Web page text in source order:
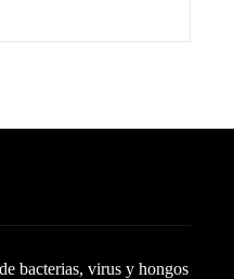
bacterias, virus y hongos